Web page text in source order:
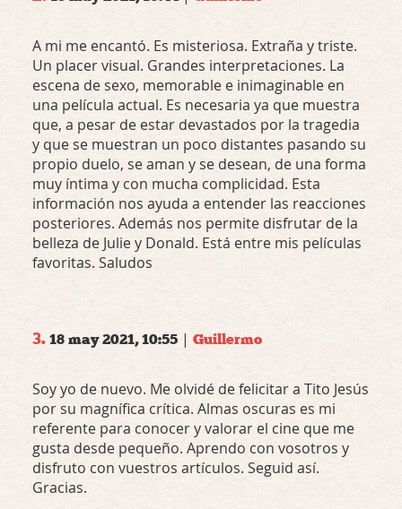
A mi me encantó. Es misteriosa. Extraña y triste.
Un placer visual. Grandes interpretaciones. La
escena de sexo, memorable e inimaginable en
una película actual. Es necesaria ya que muestra
que, a pesar de estar devastados por la tragedia
y que se muestran un poco distantes pasando su
propio duelo, se aman y se desean, de una forma
muy íntima y con mucha complicidad. Esta
información nos ayuda a entender las reacciones
posteriores. Además nos permite disfrutar de la
belleza de Julie y Donald. Está entre mis películas
favoritas. Saludos
3. 18 may 2021, 10:55 | Guillermo
Soy yo de nuevo. Me olvidé de felicitar a Tito Jesús
por su magnífica crítica. Almas oscuras es mi
referente para conocer y valorar el cine que me
gusta desde pequeño. Aprendo con vosotros y
disfruto con vuestros artículos. Seguid así.
Gracias.